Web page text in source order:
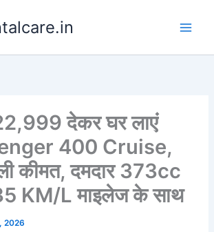
देकर घर लाएं
400 Cruise,
कीमत, दमदार 373cc
KM/L माइलेज के साथ
2026